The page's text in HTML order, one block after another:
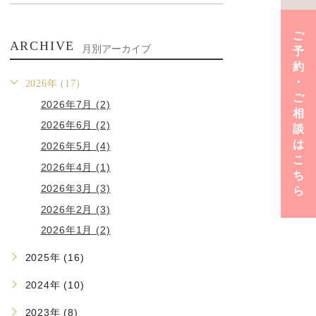
ご
予
約
･
ご
相
談
は
こ
ち
ら
ARCHIVE 月別アーカイブ
2026年 (17)
2026年7月 (2)
2026年6月 (2)
2026年5月 (4)
2026年4月 (1)
2026年3月 (3)
2026年2月 (3)
2026年1月 (2)
2025年 (16)
2024年 (10)
2023年 (8)